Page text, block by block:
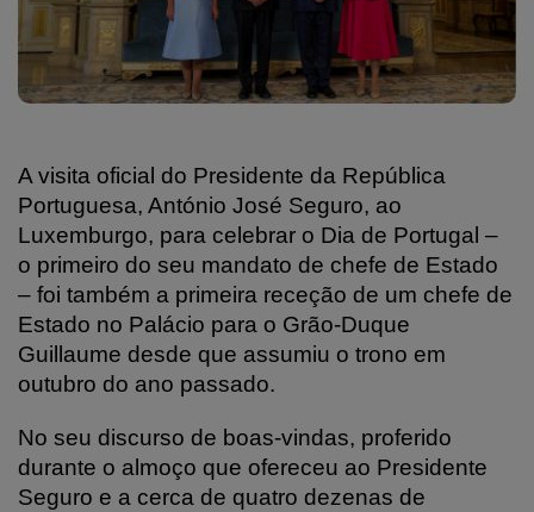
A visita oficial do Presidente da República
Portuguesa, António José Seguro, ao
Luxemburgo, para celebrar o Dia de Portugal –
o primeiro do seu mandato de chefe de Estado
– foi também a primeira receção de um chefe de
Estado no Palácio para o Grão-Duque
Guillaume desde que assumiu o trono em
outubro do ano passado.
No seu discurso de boas-vindas, proferido
durante o almoço que ofereceu ao Presidente
Seguro e a cerca de quatro dezenas de